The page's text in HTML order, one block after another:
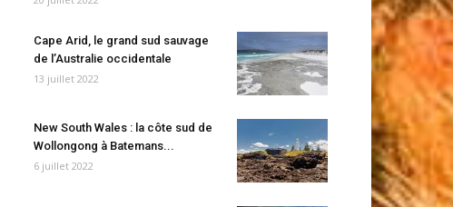
Cape Arid, le grand sud sauvage
de l’Australie occidentale
13 juillet 2022
New South Wales : la côte sud de
Wollongong à Batemans...
6 juillet 2022